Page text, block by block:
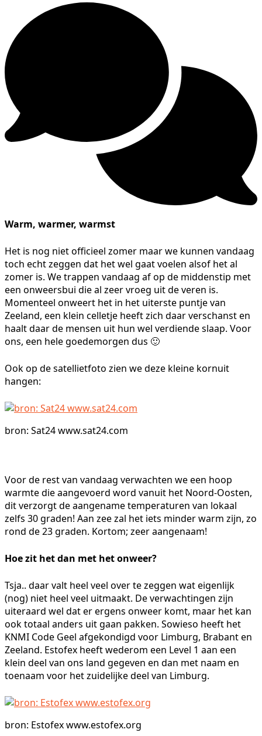
Warm, warmer, warmst
Het is nog niet officieel zomer maar we kunnen vandaag
toch echt zeggen dat het wel gaat voelen alsof het al
zomer is. We trappen vandaag af op de middenstip met
een onweersbui die al zeer vroeg uit de veren is.
Momenteel onweert het in het uiterste puntje van
Zeeland, een klein celletje heeft zich daar verschanst en
haalt daar de mensen uit hun wel verdiende slaap. Voor
ons, een hele goedemorgen dus 🙂
Ook op de satellietfoto zien we deze kleine kornuit
hangen:
bron: Sat24 www.sat24.com
Voor de rest van vandaag verwachten we een hoop
warmte die aangevoerd word vanuit het Noord-Oosten,
dit verzorgt de aangename temperaturen van lokaal
zelfs 30 graden! Aan zee zal het iets minder warm zijn, zo
rond de 23 graden. Kortom; zeer aangenaam!
Hoe zit het dan met het onweer?
Tsja.. daar valt heel veel over te zeggen wat eigenlijk
(nog) niet heel veel uitmaakt. De verwachtingen zijn
uiteraard wel dat er ergens onweer komt, maar het kan
ook totaal anders uit gaan pakken. Sowieso heeft het
KNMI Code Geel afgekondigd voor Limburg, Brabant en
Zeeland. Estofex heeft wederom een Level 1 aan een
klein deel van ons land gegeven en dan met naam en
toenaam voor het zuidelijke deel van Limburg.
bron: Estofex www.estofex.org